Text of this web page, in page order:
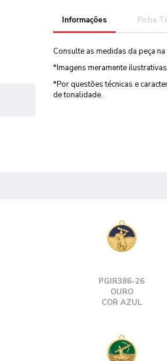
Informações Ficha
Consulte as medidas da peça
*Imagens meramente
*Por questões técnicas e
de tonalidade.
PGIR386-26
OURO
COR AZUL